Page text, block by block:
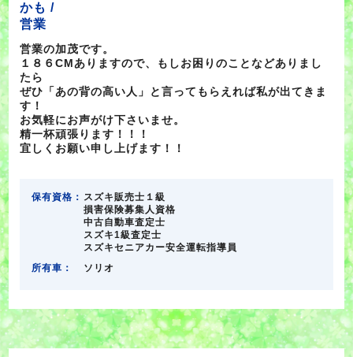
かも /
営業
営業の加茂です。
１８６CMありますので、もしお困りのことなどありまし
たら
ぜひ「あの背の高い人」と言ってもらえれば私が出てきま
す！
お気軽にお声がけ下さいませ。
精一杯頑張ります！！！
宜しくお願い申し上げます！！
保有資格： スズキ販売士１級
損害保険募集人資格
中古自動車査定士
スズキ1級査定士
スズキセニアカー安全運転指導員
所有車：
ソリオ